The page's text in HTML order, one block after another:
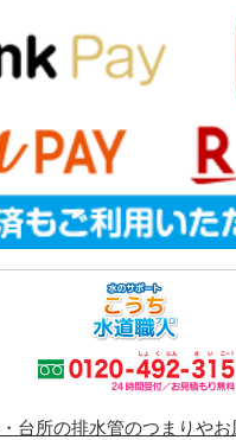
台所の排水管のつまりや